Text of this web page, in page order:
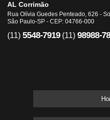
AL Corrimão
Rua Olívia Guedes Penteado, 626 -
São Paulo-SP - CEP: 04766-000
(11) 5548-7919 (11) 98988-